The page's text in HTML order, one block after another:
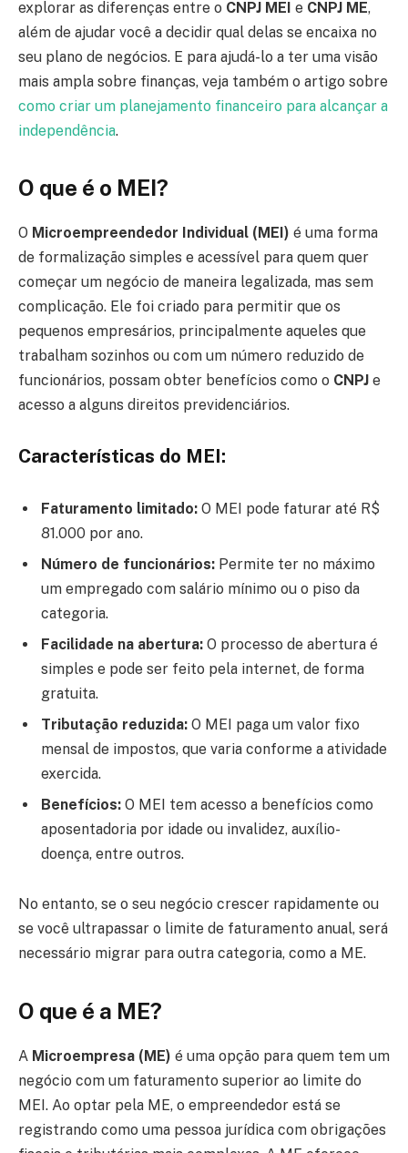
explorar as diferenças entre o CNPJ MEI e CNPJ ME,
além de ajudar você a decidir qual delas se encaixa no
seu plano de negócios. E para ajudá-lo a ter uma visão
mais ampla sobre finanças, veja também o artigo sobre
como criar um planejamento financeiro para alcançar a
independência.
O que é o MEI?
O Microempreendedor Individual (MEI) é uma forma
de formalização simples e acessível para quem quer
começar um negócio de maneira legalizada, mas sem
complicação. Ele foi criado para permitir que os
pequenos empresários, principalmente aqueles que
trabalham sozinhos ou com um número reduzido de
funcionários, possam obter benefícios como o CNPJ e
acesso a alguns direitos previdenciários.
Características do MEI:
Faturamento limitado: O MEI pode faturar até R$
81.000 por ano.
Número de funcionários: Permite ter no máximo
um empregado com salário mínimo ou o piso da
categoria.
Facilidade na abertura: O processo de abertura é
simples e pode ser feito pela internet, de forma
gratuita.
Tributação reduzida: O MEI paga um valor fixo
mensal de impostos, que varia conforme a atividade
exercida.
Benefícios: O MEI tem acesso a benefícios como
aposentadoria por idade ou invalidez, auxílio-
doença, entre outros.
No entanto, se o seu negócio crescer rapidamente ou
se você ultrapassar o limite de faturamento anual, será
necessário migrar para outra categoria, como a ME.
O que é a ME?
A Microempresa (ME) é uma opção para quem tem um
negócio com um faturamento superior ao limite do
MEI. Ao optar pela ME, o empreendedor está se
registrando como uma pessoa jurídica com obrigações